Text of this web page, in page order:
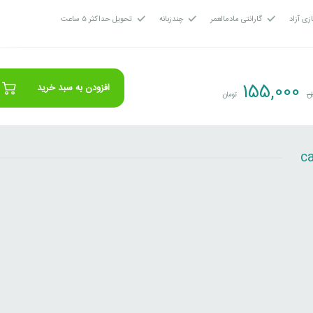
آزاد گارانتی مادمالعمر چندزبانه تحویل حداکثر ۵ ساعت
155,000 تومان افزودن به سبد خرید